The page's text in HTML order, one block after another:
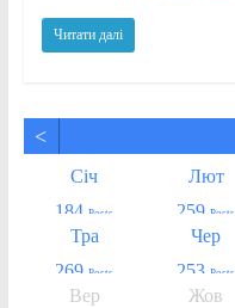
Читати далі
<
Січ
184 Posts
Лют
259 Posts
Тра
269 Posts
Чер
253 Posts
Вер
Жов